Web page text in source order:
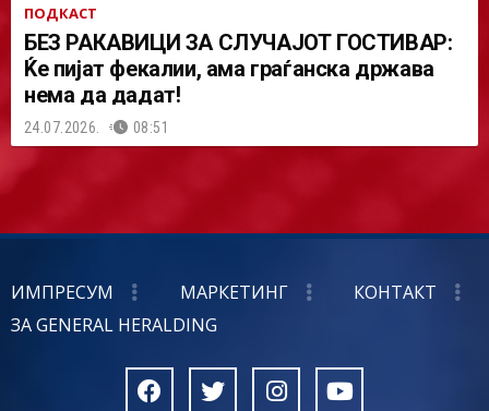
ПОДКАСТ
БЕЗ РАКАВИЦИ ЗА СЛУЧАЈОТ ГОСТИВАР:
Ќе пијат фекалии, ама граѓанска држава
нема да дадат!
24.07.2026. 08:51
ИМПРЕСУМ МАРКЕТИНГ
КОНТАКТ
ЗА GENERAL HERALDING